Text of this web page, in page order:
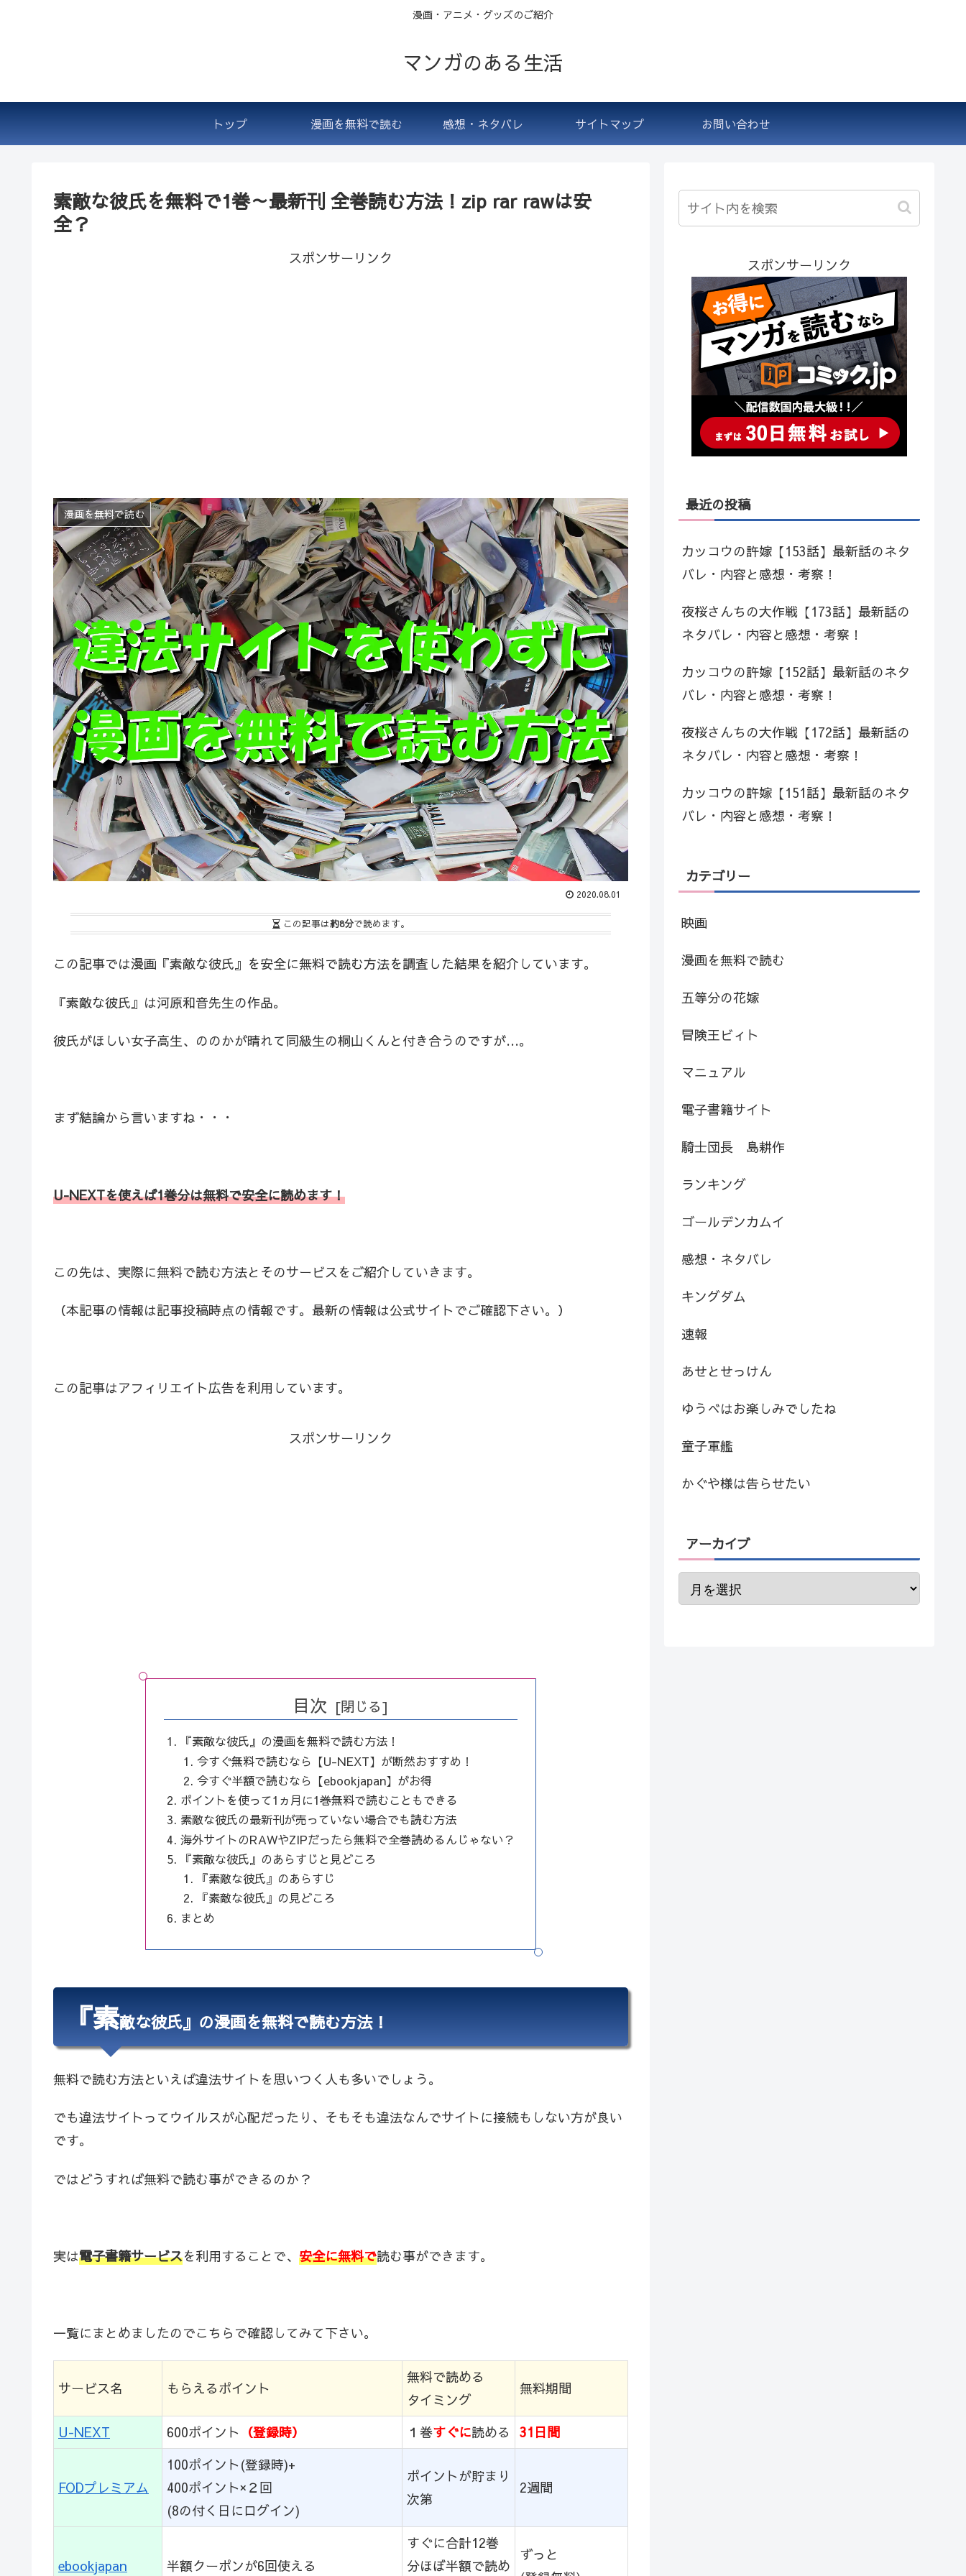
漫画・アニメ・グッズのご紹介
マンガのある生活
トップ 漫画を無料で読む 感想・ネタバレ サイトマップ お問い合わせ
素敵な彼氏を無料で1巻～最新刊 全巻読む方法！zip rar rawは安
全？
スポンサーリンク
漫画を無料で読む
2020.08.01
この記事は約8分で読めます。
この記事では漫画『素敵な彼氏』を安全に無料で読む方法を調査した結果を紹介しています。
『素敵な彼氏』は河原和音先生の作品。
彼氏がほしい女子高生、ののかが晴れて同級生の桐山くんと付き合うのですが…。
まず結論から言いますね・・・
U-NEXTを使えば1巻分は無料で安全に読めます！
この先は、実際に無料で読む方法とそのサービスをご紹介していきます。
（本記事の情報は記事投稿時点の情報です。最新の情報は公式サイトでご確認下さい。）
この記事はアフィリエイト広告を利用しています。
スポンサーリンク
目次
『素敵な彼氏』の漫画を無料で読む方法！
今すぐ無料で読むなら【U-NEXT】が断然おすすめ！
今すぐ半額で読むなら【ebookjapan】がお得
ポイントを使って1ヵ月に1巻無料で読むこともできる
素敵な彼氏の最新刊が売っていない場合でも読む方法
海外サイトのRAWやZIPだったら無料で全巻読めるんじゃない？
『素敵な彼氏』のあらすじと見どころ
『素敵な彼氏』のあらすじ
『素敵な彼氏』の見どころ
まとめ
『素敵な彼氏』の漫画を無料で読む方法！
無料で読む方法といえば違法サイトを思いつく人も多いでしょう。
でも違法サイトってウイルスが心配だったり、そもそも違法なんでサイトに接続もしない方が良い
です。
ではどうすれば無料で読む事ができるのか？
実は電子書籍サービスを利用することで、 安全に無料で読む事ができます。
一覧にまとめましたのでこちらで確認してみて下さい。
サービス名 もらえるポイント
無料で読める
タイミング
無料期間
U-NEXT 600ポイント （登録時） １巻すぐに読める 31日間
FODプレミアム
100ポイント(登録時)+
400ポイント×２回
(8の付く日にログイン)
ポイントが貯まり
次第
2週間
ebookjapan 半額クーポンが6回使える
すぐに合計12巻
分ほぼ半額で読め
ずっと
スポンサーリンク
最近の投稿
カッコウの許嫁【153話】最新話のネタ
バレ・内容と感想・考察！
夜桜さんちの大作戦【173話】最新話の
ネタバレ・内容と感想・考察！
カッコウの許嫁【152話】最新話のネタ
バレ・内容と感想・考察！
夜桜さんちの大作戦【172話】最新話の
ネタバレ・内容と感想・考察！
カッコウの許嫁【151話】最新話のネタ
バレ・内容と感想・考察！
カテゴリー
映画
漫画を無料で読む
五等分の花嫁
冒険王ビィト
マニュアル
電子書籍サイト
騎士団長 島耕作
ランキング
ゴールデンカムイ
感想・ネタバレ
キングダム
速報
あせとせっけん
ゆうべはお楽しみでしたね
童子軍艦
かぐや様は告らせたい
アーカイブ